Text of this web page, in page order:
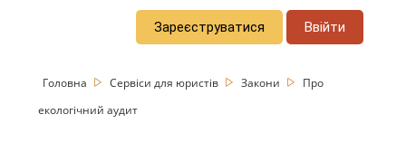
Зареєструватися Ввійти
Головна Сервіси для юристів Закони
Про
екологічний аудит